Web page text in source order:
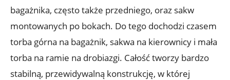
bagażnika, często także przedniego, oraz sakw
montowanych po bokach. Do tego dochodzi czasem
torba górna na bagażnik, sakwa na kierownicy i mała
torba na ramie na drobiazgi. Całość tworzy bardzo
stabilną, przewidywalną konstrukcję, w której